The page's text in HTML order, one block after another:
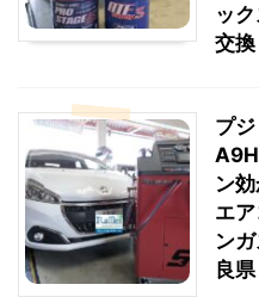
ッ
交
プ
ン
エ
ン
良